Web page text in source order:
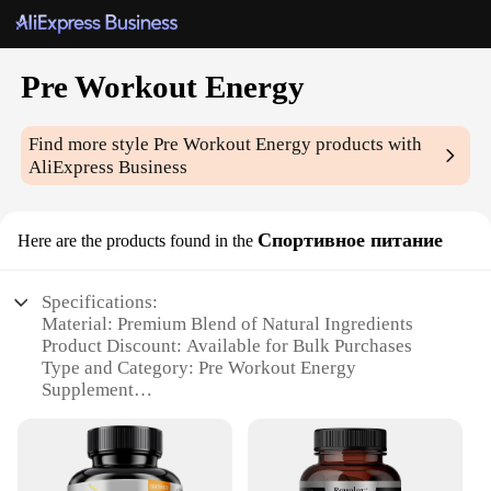
Pre Workout Energy
Find more stylePre Workout Energy products with
AliExpress Business
Here are the products found in the Спортивное питание
Specifications:
Material: Premium Blend of Natural Ingredients
Product Discount: Available for Bulk Purchases
Type and Category: Pre Workout Energy
Supplement
Usage and Purpose: Enhances Endurance and
Performance
Typical Adaptive Scenario: Gym, Fitness Training,